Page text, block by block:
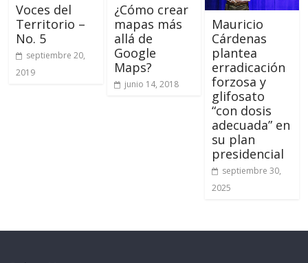
Voces del
Territorio –
No. 5
septiembre 20,
2019
¿Cómo crear
mapas más
allá de
Google
Maps?
junio 14, 2018
Mauricio
Cárdenas
plantea
erradicación
forzosa y
glifosato
“con dosis
adecuada” en
su plan
presidencial
septiembre 30,
2025